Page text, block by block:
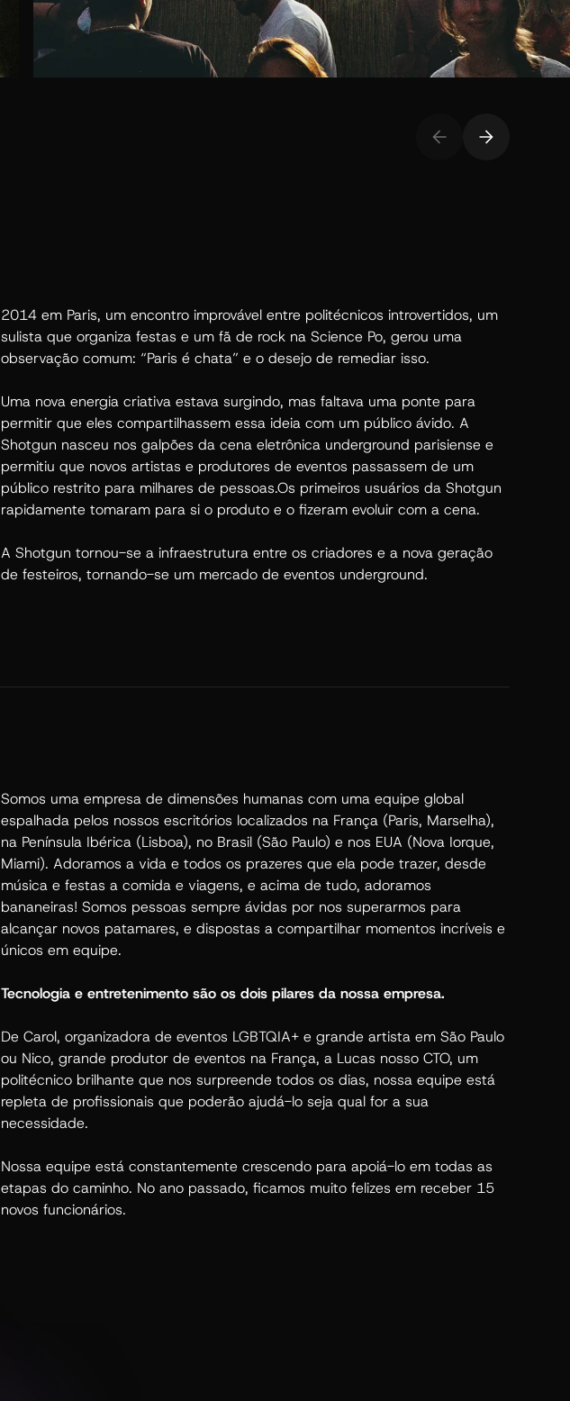
2014 em Paris, um encontro improvável entre politécnicos introvertidos, um
sulista que organiza festas e um fã de rock na Science Po, gerou uma
observação comum: “Paris é chata” e o desejo de remediar isso.
Uma nova energia criativa estava surgindo, mas faltava uma ponte para
permitir que eles compartilhassem essa ideia com um público ávido. A
Shotgun nasceu nos galpões da cena eletrônica underground parisiense e
permitiu que novos artistas e produtores de eventos passassem de um
público restrito para milhares de pessoas.Os primeiros usuários da Shotgun
rapidamente tomaram para si o produto e o fizeram evoluir com a cena.
A Shotgun tornou-se a infraestrutura entre os criadores e a nova geração
de festeiros, tornando-se um mercado de eventos underground.
Somos uma empresa de dimensões humanas com uma equipe global
espalhada pelos nossos escritórios localizados na França (Paris, Marselha),
na Península Ibérica (Lisboa), no Brasil (São Paulo) e nos EUA (Nova Iorque,
Miami). Adoramos a vida e todos os prazeres que ela pode trazer, desde
música e festas a comida e viagens, e acima de tudo, adoramos
bananeiras! Somos pessoas sempre ávidas por nos superarmos para
alcançar novos patamares, e dispostas a compartilhar momentos incríveis e
únicos em equipe.
Tecnologia e entretenimento são os dois pilares da nossa empresa.
De Carol, organizadora de eventos LGBTQIA+ e grande artista em São Paulo
ou Nico, grande produtor de eventos na França, a Lucas nosso CTO, um
politécnico brilhante que nos surpreende todos os dias, nossa equipe está
repleta de profissionais que poderão ajudá-lo seja qual for a sua
necessidade.
Nossa equipe está constantemente crescendo para apoiá-lo em todas as
etapas do caminho. No ano passado, ficamos muito felizes em receber 15
novos funcionários.